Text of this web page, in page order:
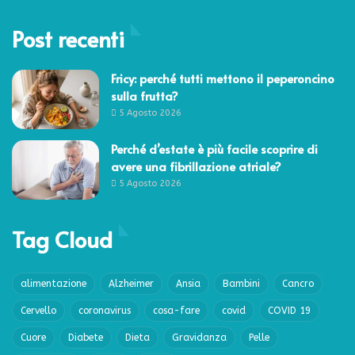
Post recenti
Fricy: perché tutti mettono il peperoncino
sulla frutta?
5 Agosto 2026
Perché d’estate è più facile scoprire di
avere una fibrillazione atriale?
5 Agosto 2026
Tag Cloud
alimentazione Alzheimer Ansia Bambini Cancro
Cervello coronavirus cosa-fare covid COVID 19
Cuore Diabete Dieta Gravidanza Pelle